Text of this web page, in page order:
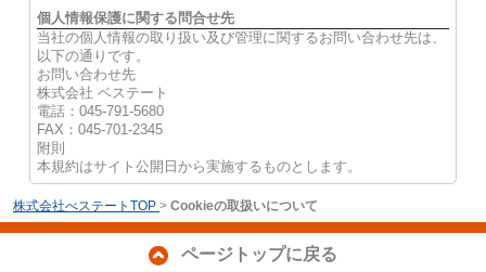
個人情報保護に関する問合せ先
当社の個人情報の取り扱い及び管理に関するお問い合わせ先は、
以下の通りです。
お問い合わせ先
株式会社 ベステート
電話：045-791-5680
FAX：045-701-2345
附則
本規約はサイト公開日から実施するものとします。
株式会社べステートTOP > Cookieの取扱いについて
ページトップに戻る